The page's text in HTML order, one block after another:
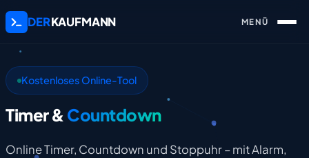
DERKAUFMANN
Kostenloses Online-Tool
Timer & Countdown
Online Timer, Countdown und Stoppuhr – mit Alarm,